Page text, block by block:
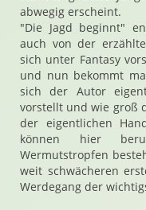
abwegig erscheint.
"Die Jagd beginnt"
auch von der
sich unter Fantasy
und nun bekommt
sich der Autor
vorstellt und wie groß
der eigentlichen
können hier
Wermutstropfen
weit schwächeren
Werdegang der